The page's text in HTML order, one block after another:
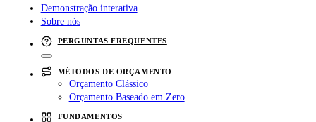
Demonstração interativa
Sobre nós
PERGUNTAS FREQUENTES
MÉTODOS DE ORÇAMENTO
Orçamento Clássico
Orçamento Baseado em Zero
FUNDAMENTOS